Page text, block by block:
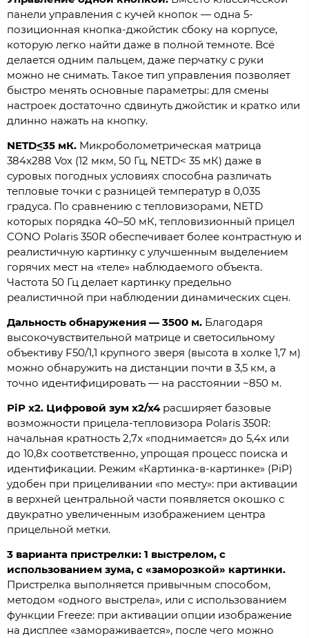
панели управления с кучей кнопок — одна 5-
позиционная кнопка-джойстик сбоку на корпусе,
которую легко найти даже в полной темноте. Всё
делается одним пальцем, даже перчатку с руки
можно не снимать. Такое тип управления позволяет
быстро менять основные параметры: для смены
настроек достаточно сдвинуть джойстик и кратко или
длинно нажать на кнопку.
NETD<35 мК. Микроболометрическая матрица
384x288 Vox (12 мкм, 50 Гц, NETD< 35 мК) даже в
суровых погодных условиях способна различать
тепловые точки с разницей температур в 0,035
градуса. По сравнению с тепловизорами, NETD
которых порядка 40–50 мК, тепловизионный прицел
CONO Polaris 350R обеспечивает более контрастную и
реалистичную картинку с улучшенным выделением
горячих мест на «теле» наблюдаемого объекта.
Частота 50 Гц делает картинку предельно
реалистичной при наблюдении динамических сцен.
Дальность обнаружения — 3500 м. Благодаря
высокочувствительной матрице и светосильному
объективу F50/1,1 крупного зверя (высота в холке 1,7 м)
можно обнаружить на дистанции почти в 3,5 км, а
точно идентифицировать — на расстоянии ~850 м.
PiP x2. Цифровой зум x2/x4расширяет базовые
возможности прицела-тепловизора Polaris 350R:
начальная кратность 2,7x «поднимается» до 5,4x или
до 10,8x соответственно, упрощая процесс поиска и
идентификации. Режим «Картинка-в-картинке» (PiP)
удобен при прицеливании «по месту»: при активации
в верхней центральной части появляется окошко с
двукратно увеличенным изображением центра
прицельной метки.
3 варианта пристрелки: 1 выстрелом, с
использованием зума, с «заморозкой» картинки.
Пристрелка выполняется привычным способом,
методом «одного выстрела», или с использованием
функции Freeze: при активации опции изображение
на дисплее «замораживается», после чего можно